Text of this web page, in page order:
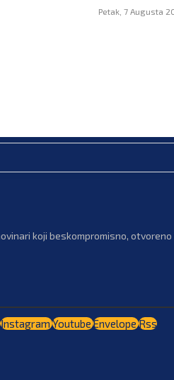
Petak, 7 Augusta
koji beskompromisno,
InstagramYoutubeEnvelopeRss